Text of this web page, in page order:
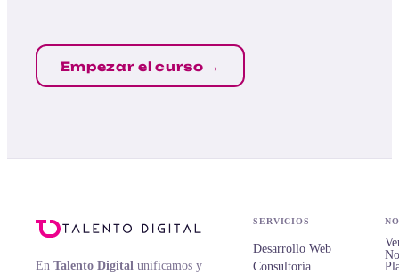
Empezar el curso →
En Talento Digital unificamos y
SERVICIOS
Desarrollo Web
Consultoría